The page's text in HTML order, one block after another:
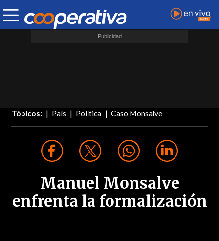
Tópicos: País Política Caso Monsalve
Manuel Monsalve
enfrenta la formalización